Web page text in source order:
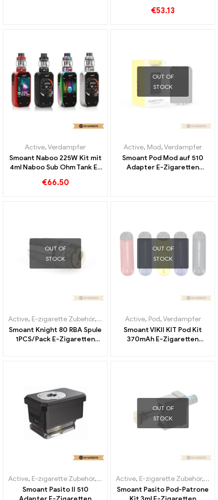
€53.13
Active,Verdampfer
Smoant Naboo 225W Kit mit
4ml Naboo Sub Ohm Tank E-
Custom
€66.50
OUT OF
STOCK
Active, Mod,Verdampfer
Smoant Pod Mod auf 510
Adapter E-Zigaretten
OUT OF
STOCK
Active, E-zigarette Zubehör, Verdampfer
Smoant Knight 80 RBA Spule
1PCS/Pack E-Zigaretten
OUT OF
STOCK
Active, Pod,Verdampfer
Smoant VIKII KIT Pod Kit
370mAh E-Zigaretten
Active, E-zigarette Zubehör, Verdampfer
Smoant Pasito II 510
OUT OF
STOCK
Active, E-zigarette Zubehör,
Smoant Pasito Pod-Patrone